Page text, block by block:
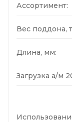
Ассортимент:
Вес поддона,
Длина, мм:
Загрузка а/м